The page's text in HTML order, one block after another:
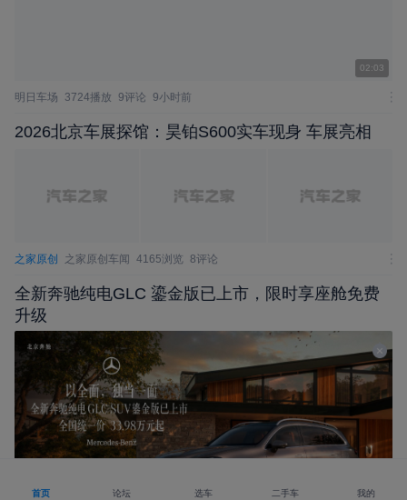
02:03
明日车场 3724播放 9评论 9小时前
2026北京车展探馆：昊铂S600实车现身 车展亮相
之家原创 之家原创车闻 4165浏览 8评论
全新奔驰纯电GLC 鎏金版已上市，限时享座舱免费
升级
首页 论坛 选车 二手车 我的